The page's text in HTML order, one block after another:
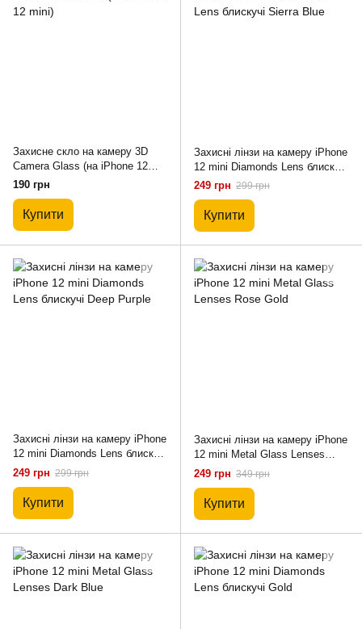
Захисне скло на камеру 3D
Camera Glass (на iPhone 12
mini)
190 грн
Купити
Захисні лінзи на камеру iPhone
12 mini Diamonds Lens блискучі
Sierra Blue
249 грн 299 грн
Купити
Захисні лінзи на камеру iPhone
12 mini Diamonds Lens блискучі
Deep Purple
249 грн 299 грн
Купити
Захисні лінзи на камеру iPhone
12 mini Metal Glass Lenses
Rose Gold
249 грн 349 грн
Купити